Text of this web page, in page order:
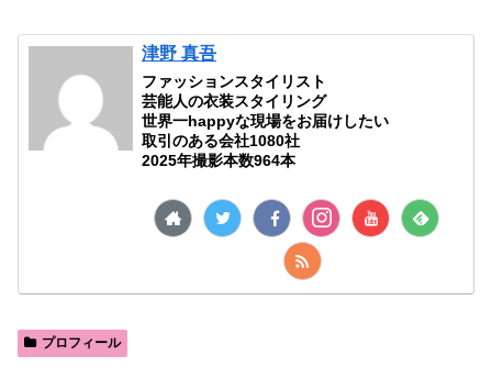
津野 真吾
ファッションスタイリスト
芸能人の衣装スタイリング
世界一happyな現場をお届けしたい
取引のある会社1080社
2025年撮影本数964本
プロフィール